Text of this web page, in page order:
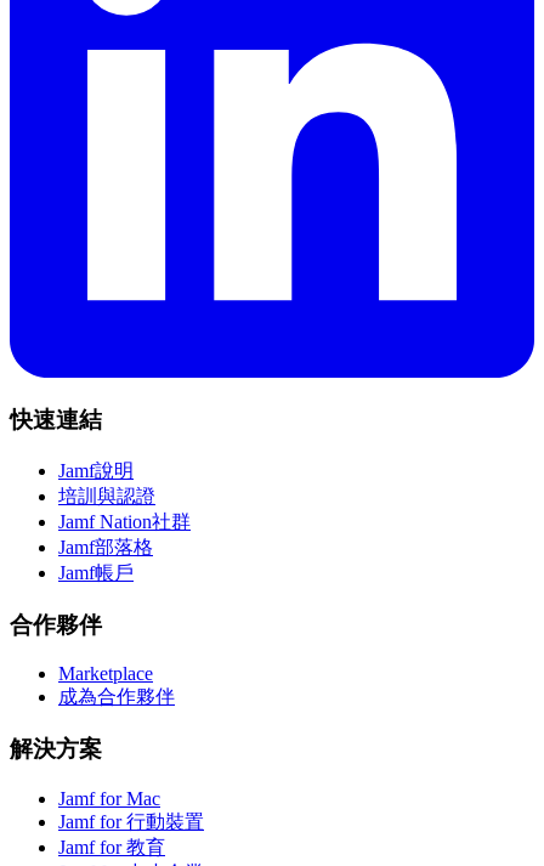
快速連結
Jamf說明
培訓與認證
Jamf Nation社群
Jamf部落格
Jamf帳戶
合作夥伴
Marketplace
成為合作夥伴
解決方案
Jamf for Mac
Jamf for 行動裝置
Jamf for 教育